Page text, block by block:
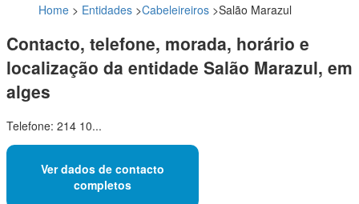
Home > Entidades >Cabeleireiros >Salão Marazul
Contacto, telefone, morada, horário e
localização da entidade Salão Marazul, em
alges
Telefone: 214 10...
Ver dados de contacto
completos